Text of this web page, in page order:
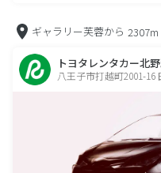
ギャラリー芙蓉から 2307m
トヨタレンタカー北
八王子市打越町2001-16